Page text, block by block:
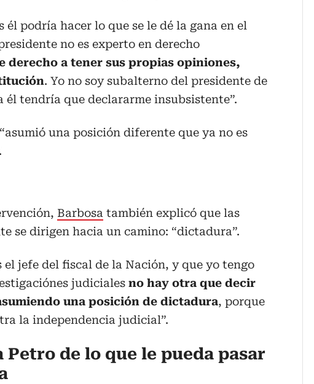
él podría hacer lo que se le dé la gana en el
no es experto en derecho
derecho a tener sus propias opiniones,
. Yo no soy subalterno del presidente de
él tendría que declararme insubsistente”.
una posición diferente que ya no es
Barbosa también explicó que las
se dirigen hacia un camino: “dictadura”.
el jefe del fiscal de la Nación, y que yo tengo
judiciales no hay otra que decir
una posición de dictadura, porque
la independencia judicial”.
Petro de lo que le pueda pasar